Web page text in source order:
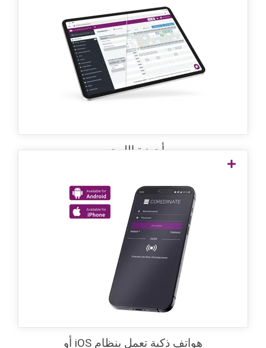
أجهزة اللوحي
التخطيط بدون مشاكل على
اللوحي
لزيادة المرونة، يمكنك التخطيط بسهولة وبشكل
أو Android باستخدام COREDINATE.
هواتف ذكية تعمل بنظام iOS أو
أو Android
يمكن استخدام COREDINATE بسهولة ومرونة
على نظامي Android و iPhone. التطبيق بسيط
ومبتكر بشكل خاص لإدارة الأمان بشكل جيد.